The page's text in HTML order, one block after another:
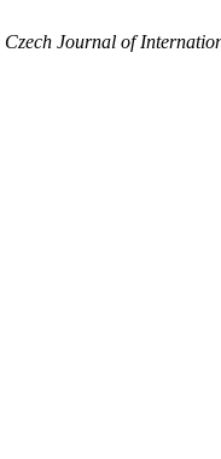
Czech Journal of